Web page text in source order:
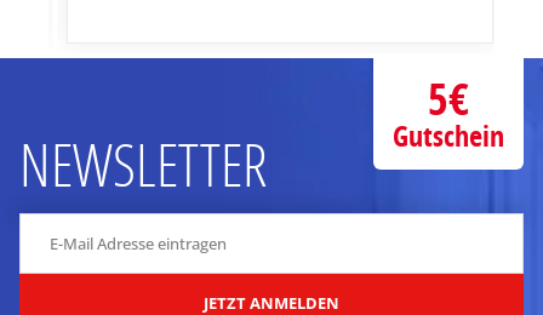
NEWSLETTER
JETZT ANMELDEN
5€
Gutschein